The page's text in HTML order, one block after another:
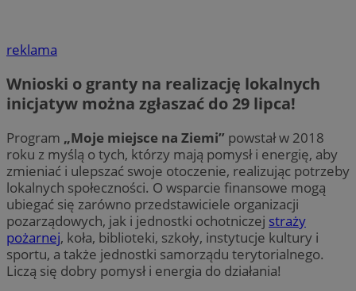
reklama
Wnioski o granty na realizację lokalnych
inicjatyw można zgłaszać do 29 lipca!
Program „Moje miejsce na Ziemi” powstał w 2018
roku z myślą o tych, którzy mają pomysł i energię, aby
zmieniać i ulepszać swoje otoczenie, realizując potrzeby
lokalnych społeczności. O wsparcie finansowe mogą
ubiegać się zarówno przedstawiciele organizacji
pozarządowych, jak i jednostki ochotniczej straży
pożarnej, koła, biblioteki, szkoły, instytucje kultury i
sportu, a także jednostki samorządu terytorialnego.
Liczą się dobry pomysł i energia do działania!